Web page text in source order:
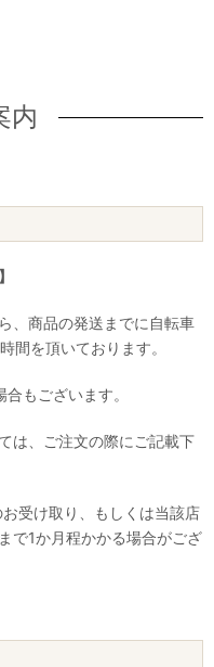
内
、商品の発送までに自転車
間を頂いております。
もございます。
は、ご注文の際にご記載下
受け取り、もしくは当該店
で1か月程かかる場合がござ